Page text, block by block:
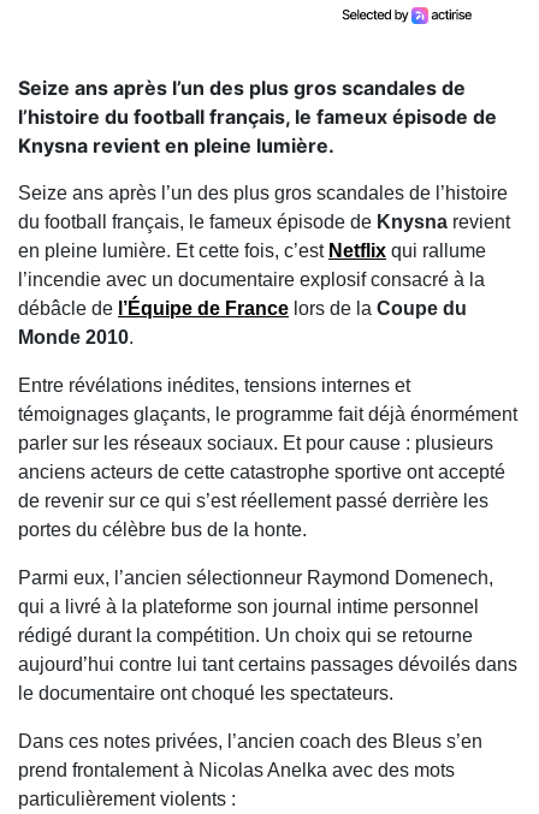
Seize ans après l’un des plus gros scandales de
l’histoire du football français, le fameux épisode de
Knysna revient en pleine lumière.
Seize ans après l’un des plus gros scandales de l’histoire
du football français, le fameux épisode de Knysna revient
en pleine lumière. Et cette fois, c’est Netflix qui rallume
l’incendie avec un documentaire explosif consacré à la
débâcle de l’Équipe de France lors de la Coupe du
Monde 2010.
Entre révélations inédites, tensions internes et
témoignages glaçants, le programme fait déjà énormément
parler sur les réseaux sociaux. Et pour cause : plusieurs
anciens acteurs de cette catastrophe sportive ont accepté
de revenir sur ce qui s’est réellement passé derrière les
portes du célèbre bus de la honte.
Parmi eux, l’ancien sélectionneur Raymond Domenech,
qui a livré à la plateforme son journal intime personnel
rédigé durant la compétition. Un choix qui se retourne
aujourd’hui contre lui tant certains passages dévoilés dans
le documentaire ont choqué les spectateurs.
Dans ces notes privées, l’ancien coach des Bleus s’en
prend frontalement à Nicolas Anelka avec des mots
particulièrement violents :